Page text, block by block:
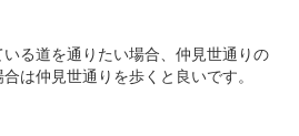
る道を通りたい場合、仲見世通りの
は仲見世通りを歩くと良いです。